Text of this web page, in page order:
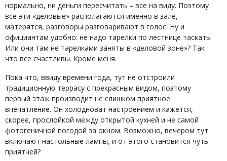
нормально, ни деньги пересчитать – все на виду. Поэтому
все эти «деловые» располагаются именно в зале,
матерятся, разговоры разговаривают в голос. Ну и
официантам удобно: не надо тарелки по лестнице таскать.
Или они там не тарелками заняты в «деловой зоне»? Так
что все счастливы. Кроме меня.
Пока что, ввиду времени года, тут не отстроили
традиционную террасу с прекрасным видом, поэтому
первый этаж производит не слишком приятное
впечатление. Он холодноват настроением и кажется,
скорее, прослойкой между открытой кухней и не самой
фотогеничной погодой за окном. Возможно, вечером тут
включают настольные лампы, и от этого становится чуть
приятней?